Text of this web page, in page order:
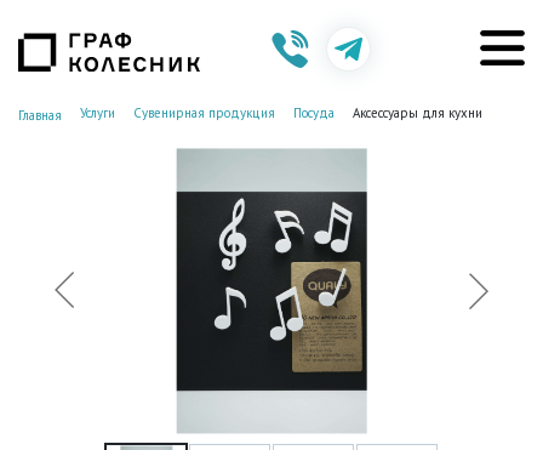
Главная Услуги Сувенирная продукция Посуда Аксессуары для кухни